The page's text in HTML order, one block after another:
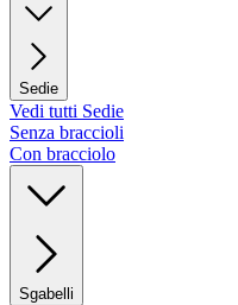
Sedie
Vedi tutti Sedie
Senza braccioli
Con bracciolo
Sgabelli